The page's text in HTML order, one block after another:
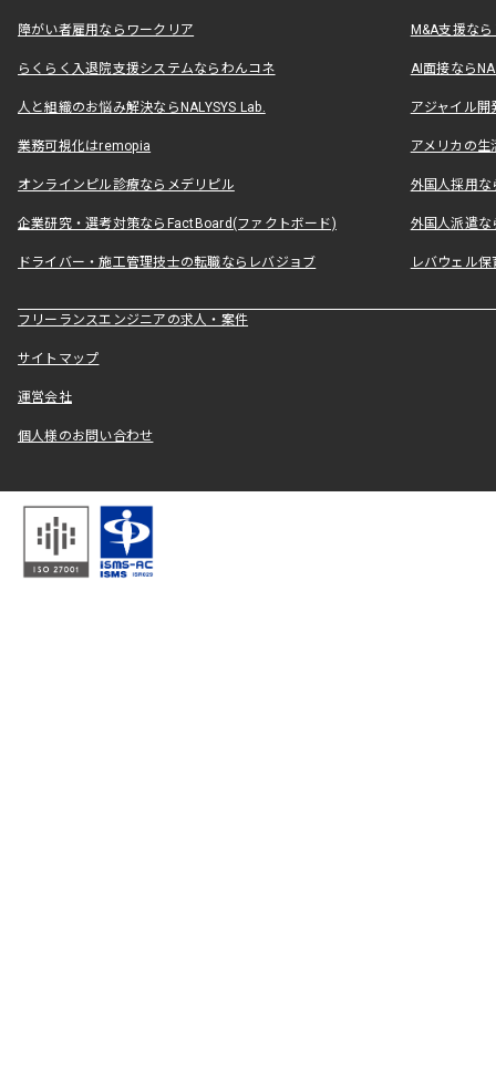
障がい者雇用ならワークリア M&A支援な
らくらく入退院支援システムならわんコネ AI面接なら
人と組織のお悩み解決ならNALYSYS Lab. アジャイル
業務可視化はremopia アメリカの
オンラインピル診療ならメデリピル 外国人採用
企業研究・選考対策ならFactBoard(ファクトボード) 外国人派遣な
ドライバー・施工管理技士の転職ならレバジョブ レバウェル
フリーランスエンジニアの求人・案件
サイトマップ
運営会社
個人様のお問い合わせ